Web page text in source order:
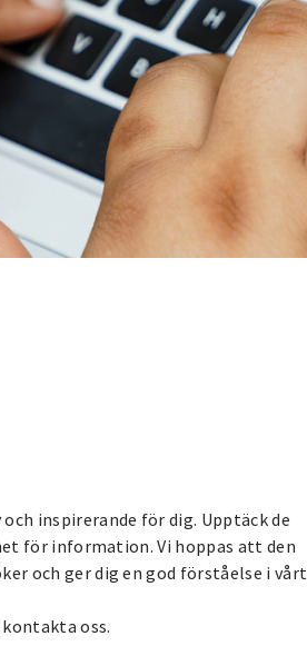
inspirerande för dig. Upptäck de
för information. Vi hoppas att den
och ger dig en god förståelse i vårt
oss.